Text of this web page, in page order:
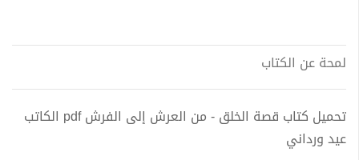
لمحة عن الكتاب
تحميل كتاب قصة الخلق - من العرش إلى الفرش pdf الكاتب
عيد ورداني